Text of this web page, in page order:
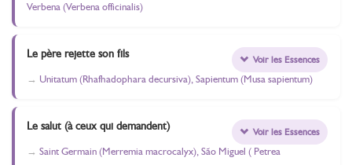
Verbena (Verbena officinalis)
Le père rejette son fils
Unitatum (Rhafhadophara decursiva), Sapientum (Musa sapientum)
Voir les Essences
Le salut (à ceux qui demandent)
Saint Germain (Merremia macrocalyx), São Miguel ( Petrea
Voir les Essences